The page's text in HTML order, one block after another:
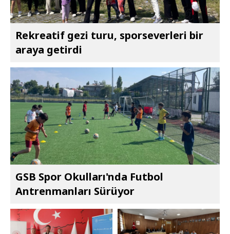
Rekreatif gezi turu, sporseverleri bir
araya getirdi
GSB Spor Okulları'nda Futbol
Antrenmanları Sürüyor